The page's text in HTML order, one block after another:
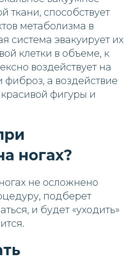
ткани, способствует
метаболизма в
система эвакуирует их
клетки в объеме, к
воздействует на
а воздействие
фигуры и
ногах?
не осложнено
подберет
и будет «уходить»